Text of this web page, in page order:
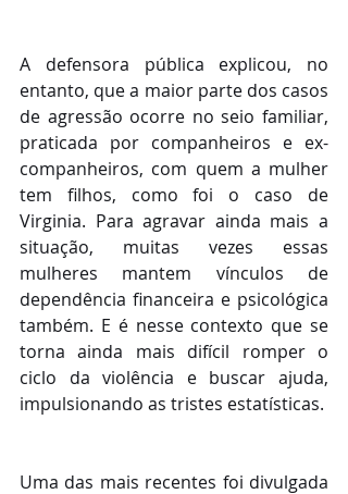
A defensora pública explicou, no
entanto, que a maior parte dos casos
de agressão ocorre no seio familiar,
praticada por companheiros e ex-
companheiros, com quem a mulher
tem filhos, como foi o caso de
Virginia. Para agravar ainda mais a
situação, muitas vezes essas
mulheres mantem vínculos de
dependência financeira e psicológica
também. E é nesse contexto que se
torna ainda mais difícil romper o
ciclo da violência e buscar ajuda,
impulsionando as tristes estatísticas.
Uma das mais recentes foi divulgada